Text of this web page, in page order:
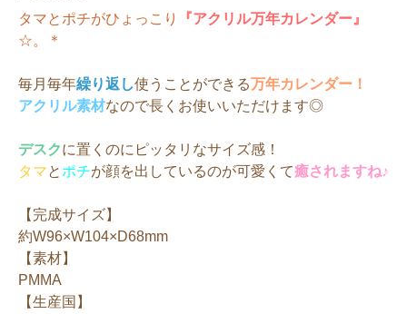
タマとポチがひょっこり
『アクリル万年カレンダー』
☆。＊
毎月毎年繰り返し使うことができる万年カレンダー！
アクリル素材なので長くお使いいただけます◎
デスクに置くのにピッタリなサイズ感！
タマと ポチが顔を出しているのが可愛くて癒されますね♪
【完成サイズ】
約W96×W104×D68mm
【素材】
PMMA
【生産国】